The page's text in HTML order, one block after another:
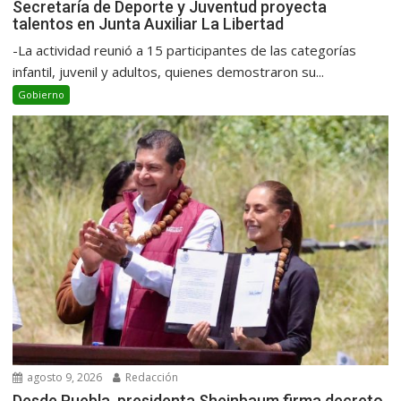
Secretaría de Deporte y Juventud proyecta
talentos en Junta Auxiliar La Libertad
-La actividad reunió a 15 participantes de las categorías
infantil, juvenil y adultos, quienes demostraron su...
Gobierno
agosto 9, 2026 Redacción